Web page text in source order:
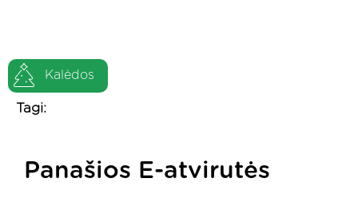
Kalėdos
Tagi:
Panašios E-atvirutės